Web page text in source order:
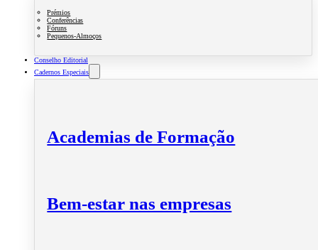
Prémios
Conferências
Fóruns
Pequenos-Almoços
Conselho Editorial
Cadernos Especiais
Academias de Formação
Bem-estar nas empresas